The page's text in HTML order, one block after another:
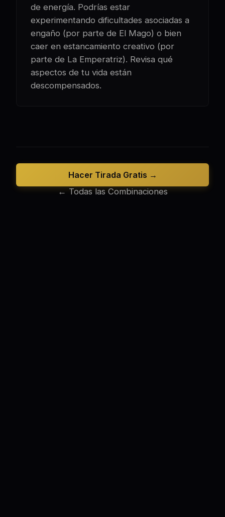
de energía. Podrías estar
experimentando dificultades asociadas a
engaño (por parte de El Mago) o bien
caer en estancamiento creativo (por
parte de La Emperatriz). Revisa qué
aspectos de tu vida están
descompensados.
← Todas las Combinaciones
Hacer Tirada Gratis →